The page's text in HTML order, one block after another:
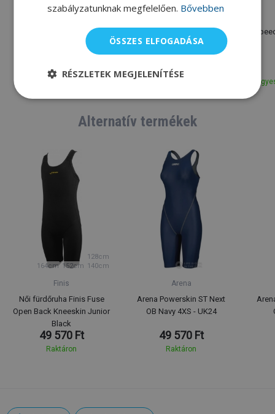
Speedo Biofuse 2.0
9 000 Ft 8 100 Ft
Speedo Fastskin Hyper
Elite Mirror
22 525 Ft
Alternatív termékek
164cm 152cm 140cm
128cm
Finis
Női fürdőruha Finis Fuse
Open Back Kneeskin Junior
Black
49 570 Ft
Raktáron
Arena
Arena Powerskin ST Next
OB Navy 4XS - UK24
49 570 Ft
Raktáron
szabályzatunknak megfelelően. Bővebben
ÖSSZES ELFOGADÁSA
RÉSZLETEK MEGJELENÍTÉSE